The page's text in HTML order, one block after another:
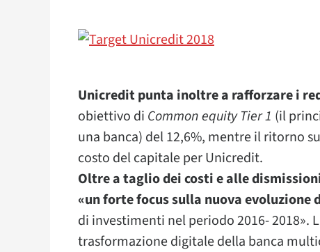
Unicredit punta inoltre a rafforzare i
obiettivo di Common equity Tier 1 (il
una banca) del 12,6%, mentre il ritorno
costo del capitale per Unicredit.
Oltre a taglio dei costi e alle
«un forte focus sulla nuova evoluzione
di investimenti nel periodo 2016- 2018».
trasformazione digitale della banca